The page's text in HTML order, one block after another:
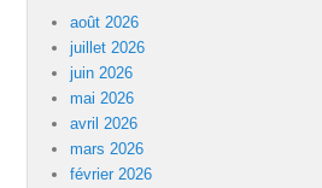
août 2026
juillet 2026
juin 2026
mai 2026
avril 2026
mars 2026
février 2026